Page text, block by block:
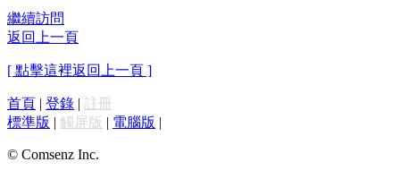
繼續訪問
返回上一頁
[ 點擊這裡返回上一頁 ]
首頁 | 登錄 | 註冊
標準版 | 觸屏版 | 電腦版 |
© Comsenz Inc.